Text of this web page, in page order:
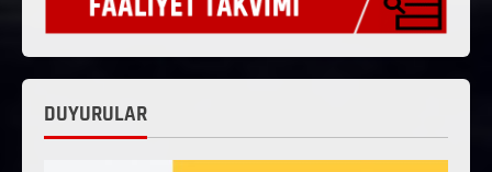
DUYURULAR